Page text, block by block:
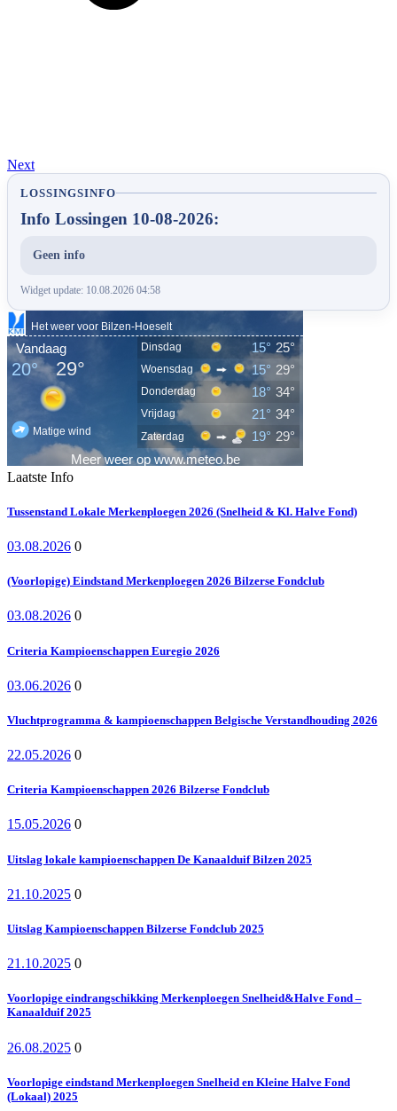
Next
LOSSINGSINFO
Info Lossingen 10-08-2026:
Geen info
Widget update: 10.08.2026 04:58
Laatste Info
Tussenstand Lokale Merkenploegen 2026 (Snelheid & Kl. Halve Fond)
03.08.2026 0
(Voorlopige) Eindstand Merkenploegen 2026 Bilzerse Fondclub
03.08.2026 0
Criteria Kampioenschappen Euregio 2026
03.06.2026 0
Vluchtprogramma & kampioenschappen Belgische Verstandhouding 2026
22.05.2026 0
Criteria Kampioenschappen 2026 Bilzerse Fondclub
15.05.2026 0
Uitslag lokale kampioenschappen De Kanaalduif Bilzen 2025
21.10.2025 0
Uitslag Kampioenschappen Bilzerse Fondclub 2025
21.10.2025 0
Voorlopige eindrangschikking Merkenploegen Snelheid&Halve Fond –
Kanaalduif 2025
26.08.2025 0
Voorlopige eindstand Merkenploegen Snelheid en Kleine Halve Fond
(Lokaal) 2025